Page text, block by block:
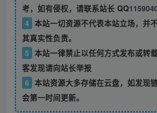
考，如有侵权，请联系站长 QQ
4 本站一切资源不代表本站立场，并
其真实性负责。
5 本站一律禁止以任何方式发布或转
客发现请向站长举报
6 本站资源大多存储在云盘，如发现
会第一时间更新。